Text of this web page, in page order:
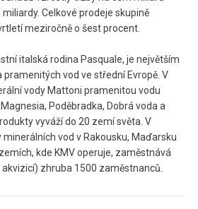
Celkové prodeje skupině
meziročně o šest procent.
italská rodina Pasquale, je největším
vod ve střední Evropě. V
vody Mattoni pramenitou vodu
Poděbradka, Dobrá voda a
vyváží do 20 zemí světa. V
vod v Rakousku, Maďarsku
kde KMV operuje, zaměstnává
zhruba 1500 zaměstnanců.